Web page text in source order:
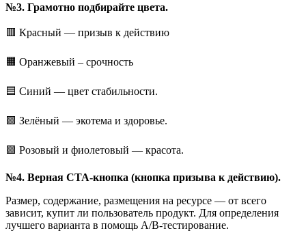
№3. Грамотно подбирайте цвета.
🟥 Красный — призыв к действию
🟧 Оранжевый – срочность
🟦 Синий — цвет стабильности.
🟩 Зелёный — экотема и здоровье.
🟪 Розовый и фиолетовый — красота.
№4. Верная CTA-кнопка (кнопка призыва к действию).
Размер, содержание, размещения на ресурсе — от всего
зависит, купит ли пользователь продукт. Для определения
лучшего варианта в помощь A/B-тестирование.